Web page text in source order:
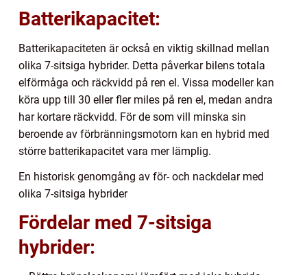
Batterikapacitet:
Batterikapaciteten är också en viktig skillnad mellan
olika 7-sitsiga hybrider. Detta påverkar bilens totala
elförmåga och räckvidd på ren el. Vissa modeller kan
köra upp till 30 eller fler miles på ren el, medan andra
har kortare räckvidd. För de som vill minska sin
beroende av förbränningsmotorn kan en hybrid med
större batterikapacitet vara mer lämplig.
En historisk genomgång av för- och nackdelar med
olika 7-sitsiga hybrider
Fördelar med 7-sitsiga
hybrider: